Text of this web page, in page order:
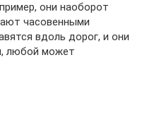
они наоборот
часовенными
вдоль дорог, и они
любой может